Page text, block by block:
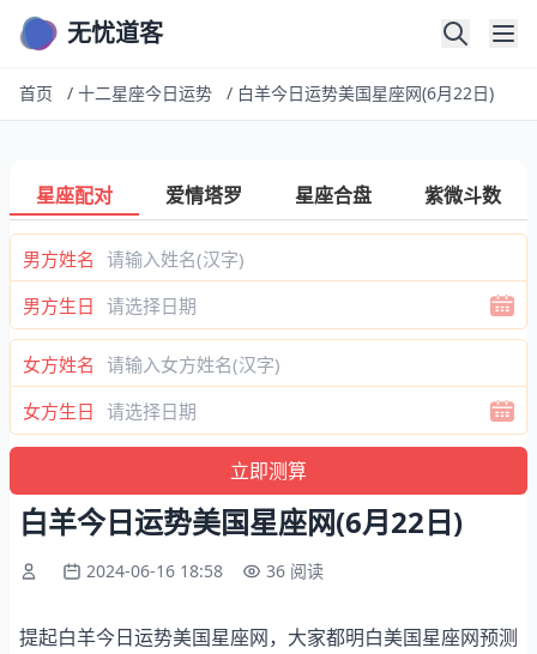
无忧道客
首页 / 十二星座今日运势 / 白羊今日运势美国星座网(6月22日)
星座配对 爱情塔罗 星座合盘 紫微斗数
男方姓名
男方生日
女方姓名
女方生日
白羊今日运势美国星座网(6月22日)
2024-06-16 18:58 36 阅读
提起白羊今日运势美国星座网，大家都明白美国星座网预测